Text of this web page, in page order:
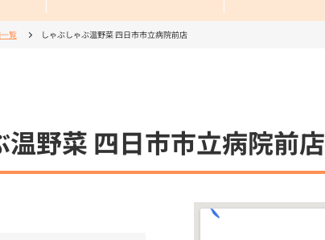
覧 しゃぶしゃぶ温野菜 四日市市立病院前店
温野菜 四日市市立病院前店